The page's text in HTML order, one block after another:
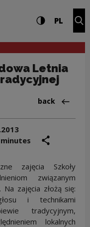
and search
High contrast
PL
Letnia
Back
back
czas czytania
zajęcia Szkoły
związanym
zajęcia złożą się:
i technikami
tradycyjnym,
lokalnych